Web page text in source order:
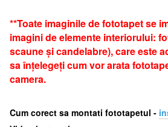
**Toate imaginile de fototapet se
imagini de elemente interiorului:
scaune și candelabre), care este
sa înțelegeți cum vor arata
camera.
Cum corect sa montati fototapetul - i